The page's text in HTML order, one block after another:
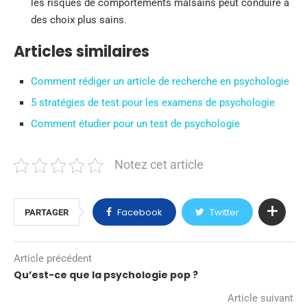
les risques de comportements malsains peut conduire à
des choix plus sains.
Articles similaires
Comment rédiger un article de recherche en psychologie
5 stratégies de test pour les examens de psychologie
Comment étudier pour un test de psychologie
Notez cet article
PARTAGER Facebook Twitter
Article précédent
Qu’est-ce que la psychologie pop ?
Article suivant